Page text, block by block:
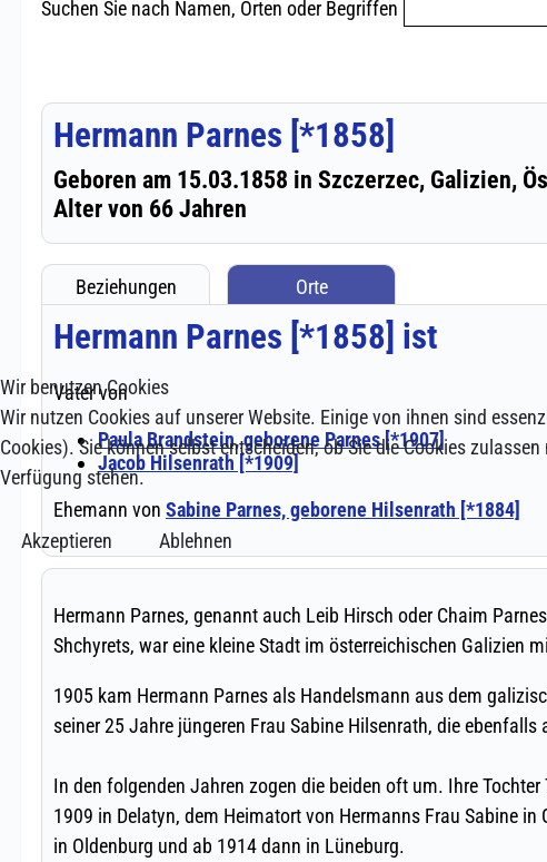
Wir benutzen Cookies
Wir nutzen Cookies auf unserer Website. Einige von ihnen sind
Cookies). Sie können selbst entscheiden, ob Sie die Cookies
Verfügung stehen.
Akzeptieren
Ablehnen